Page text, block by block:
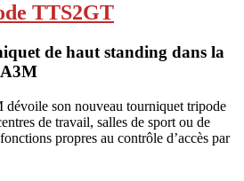
TTS2GT
de haut standing dans la
A3M
son nouveau tourniquet tripode
de travail, salles de sport ou de
propres au contrôle d’accès par